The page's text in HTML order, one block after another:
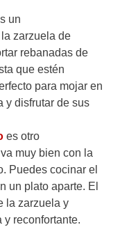
un
zarzuela de
rebanadas de
que estén
para mojar en
y disfrutar de sus
es otro
muy bien con la
Puedes cocinar el
un plato aparte. El
la zarzuela y
y reconfortante.